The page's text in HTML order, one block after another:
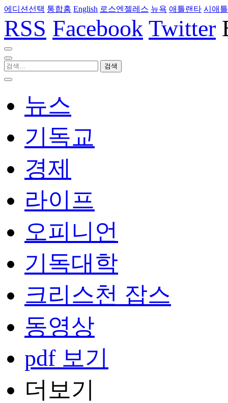
에디션선택 통합홈 English 로스엔젤레스 뉴욕 애틀랜타 시애틀
RSS Facebook Twitter
뉴스
기독교
경제
라이프
오피니언
기독대학
크리스천 잡스
동영상
pdf 보기
더보기